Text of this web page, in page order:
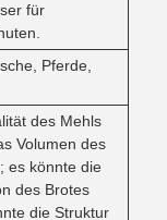
für
Pferde,
des Mehls
Volumen des
es könnte die
des Brotes
die Struktur